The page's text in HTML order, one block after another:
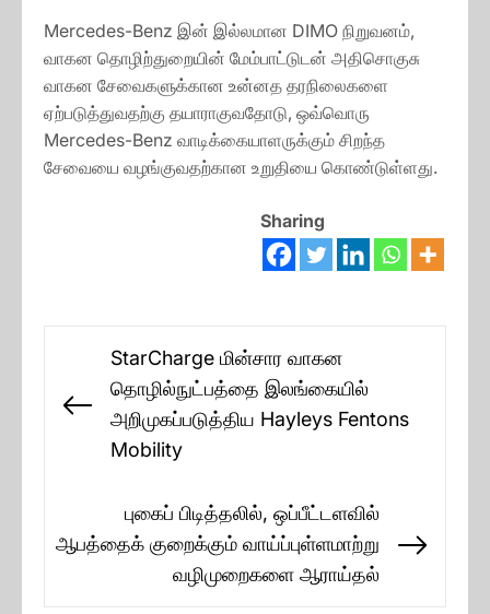
Mercedes-Benz இன் இல்லமான DIMO நிறுவனம்,
வாகன தொழிற்துறையின் மேம்பாட்டுடன் அதிசொகுசு
வாகன சேவைகளுக்கான உன்னத தரநிலைகளை
ஏற்படுத்துவதற்கு தயாராகுவதோடு, ஒவ்வொரு
Mercedes-Benz வாடிக்கையாளருக்கும் சிறந்த
சேவையை வழங்குவதற்கான உறுதியை கொண்டுள்ளது.
Sharing
navigation
Previous
StarCharge மின்சார வாகன
தொழில்நுட்பத்தை இலங்கையில்
அறிமுகப்படுத்திய Hayleys Fentons
Mobility
புகைப் பிடித்தலில், ஒப்பீட்டளவில்
ஆபத்தைக் குறைக்கும் வாய்ப்புள்ளமாற்று
வழிமுறைகளை ஆராய்தல்